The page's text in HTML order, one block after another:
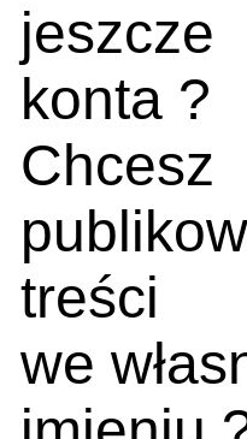
jeszcze
konta ?
Chcesz
treści
we